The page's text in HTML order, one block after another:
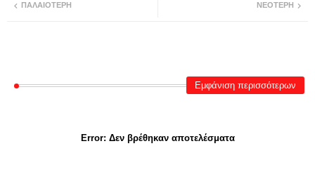
ΝΕΌΤΕΡΗ
ΠΑΛΑΙΌΤΕΡΗ
Εμφάνιση περισσότερων
Error: Δεν βρέθηκαν αποτελέσματα